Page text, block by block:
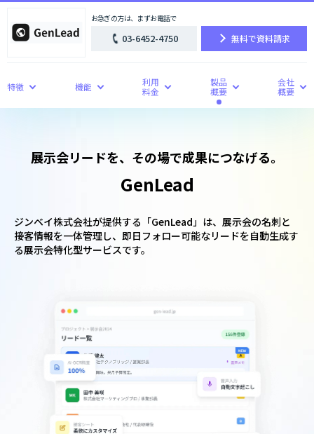
特徴 機能
利用
料金
製品
概要
会社
概要
お急ぎの方は、まずお電話で
03-6452-4750 無料で資料請求
展示会リードを、その場で成果につなげる。
GenLead
ジンベイ株式会社が提供する「GenLead」は、展示会の名刺と
接客情報を一体管理し、即日フォロー可能なリードを自動生成す
る展示会特化型サービスです。